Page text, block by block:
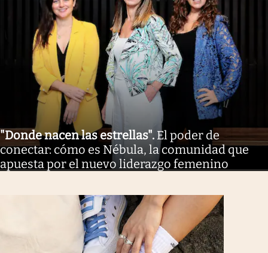
"Donde nacen las estrellas". El poder de
conectar: cómo es Nébula, la comunidad que
apuesta por el nuevo liderazgo femenino